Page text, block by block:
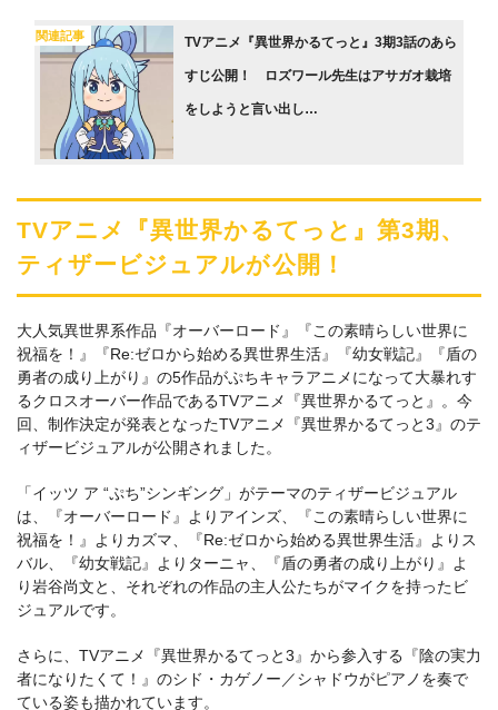
関連記事 TVアニメ『異世界かるてっと』3期3話のあら
すじ公開！ ロズワール先生はアサガオ栽培
をしようと言い出し…
TVアニメ『異世界かるてっと』第3期、
ティザービジュアルが公開！
大人気異世界系作品『オーバーロード』『この素晴らしい世界に
祝福を！』『Re:ゼロから始める異世界生活』『幼女戦記』『盾の
勇者の成り上がり』の5作品がぷちキャラアニメになって大暴れす
るクロスオーバー作品であるTVアニメ『異世界かるてっと』。今
回、制作決定が発表となったTVアニメ『異世界かるてっと3』のテ
ィザービジュアルが公開されました。
「イッツ ア “ぷち”シンギング」がテーマのティザービジュアル
は、『オーバーロード』よりアインズ、『この素晴らしい世界に
祝福を！』よりカズマ、『Re:ゼロから始める異世界生活』よりス
バル、『幼女戦記』よりターニャ、『盾の勇者の成り上がり』よ
り岩谷尚文と、それぞれの作品の主人公たちがマイクを持ったビ
ジュアルです。
さらに、TVアニメ『異世界かるてっと3』から参入する『陰の実力
者になりたくて！』のシド・カゲノー／シャドウがピアノを奏で
ている姿も描かれています。